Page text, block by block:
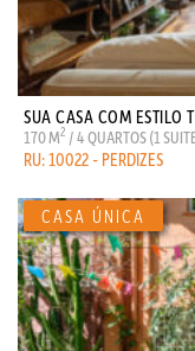
SUA CASA COM ESTILO
170 M2 / 4 QUARTOS (1
RU: 10022 - PERDIZES